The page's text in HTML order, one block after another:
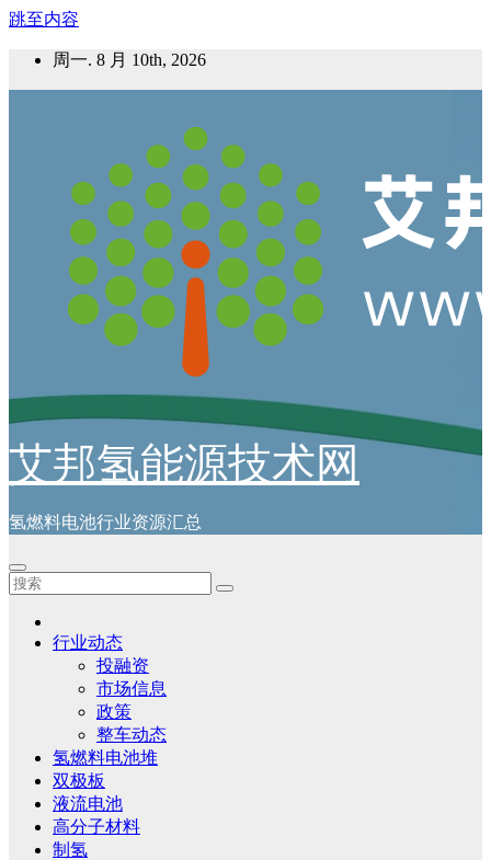
跳至内容
周一. 8 月 10th, 2026
艾邦氢能源技术网
氢燃料电池行业资源汇总
行业动态
投融资
市场信息
政策
整车动态
氢燃料电池堆
双极板
液流电池
高分子材料
制氢